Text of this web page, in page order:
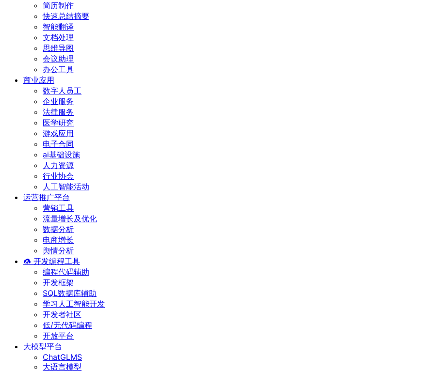
简历制作
快速总结摘要
智能翻译
文档处理
思维导图
会议助理
办公工具
商业应用
数字人员工
企业服务
法律服务
医学研究
游戏应用
电子合同
ai基础设施
人力资源
行业协会
人工智能活动
运营推广平台
营销工具
流量增长及优化
数据分析
电商增长
舆情分析
开发编程工具
编程代码辅助
开发框架
SQL数据库辅助
学习人工智能开发
开发者社区
低/无代码编程
开放平台
大模型平台
ChatGLMS
大语言模型